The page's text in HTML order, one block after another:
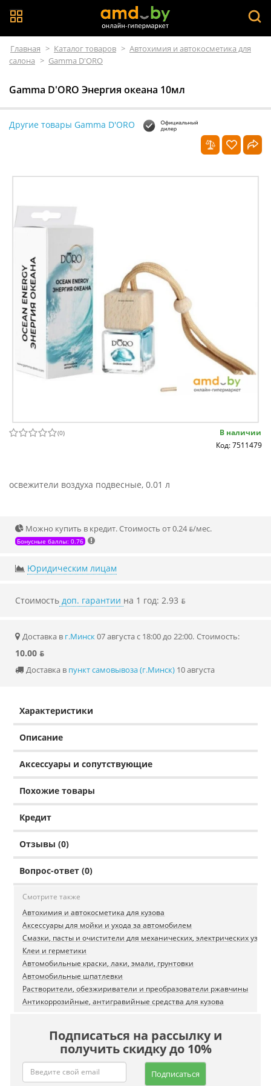
Главная > Каталог товаров > Автохимия и автокосметика для
салона > Gamma D'ORO
Gamma D'ORO Энергия океана 10мл
Другие товары Gamma D'ORO
(0)
В наличии
Код: 7511479
освежители воздуха подвесные, 0.01 л
Можно купить в кредит. Стоимость от 0.24 ƃ/мec.
Бонусные баллы: 0.76
Юридическим лицам
Стоимость доп. гарантии на 1 год: 2.93 ƃ
Доставка в г.Минск07 августа с 18:00 до 22:00. Стоимость:
10.00 ƃ
Доставка в пункт самовывоза (г.Минск) 10 августа
Характеристики
Описание
Аксессуары и сопутствующие
Похожие товары
Кредит
Отзывы (0)
Вопрос-ответ (0)
Смотрите также
Автохимия и автокосметика для кузова
Аксессуары для мойки и ухода за автомобилем
Смазки, пасты и очистители для механических, электрических узлов
Клеи и герметики
Автомобильные краски, лаки, эмали, грунтовки
Автомобильные шпатлевки
Растворители, обезжириватели и преобразователи ржавчины
Антикоррозийные, антигравийные средства для кузова
Подписаться на рассылку и
получить скидку до 10%
Подписаться